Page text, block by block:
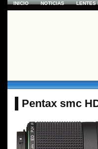
INICIO NOTICIAS LENTES
Pentax smc